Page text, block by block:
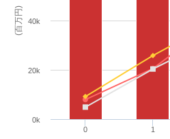
(百万円)
0 1
0k
20k
40k